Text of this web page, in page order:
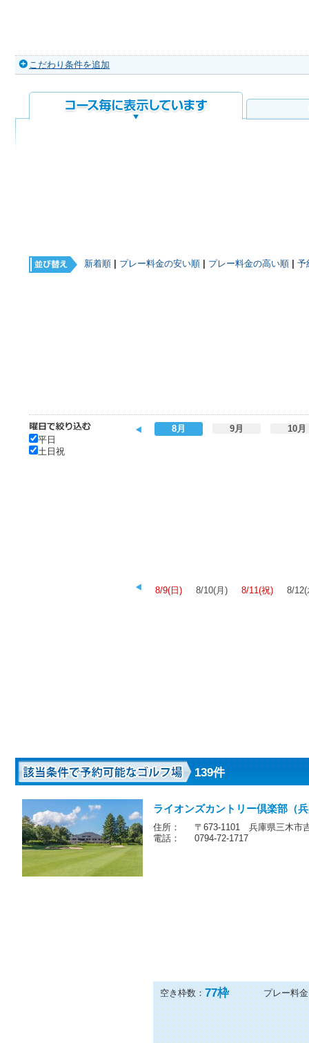
こだわり条件を追加
新着順 プレー料金の安い順 プレー料金の高い順 予
平日
土日祝
8月 9月 10月
8/9(日) 8/10(月) 8/11(祝) 8/12(
139件
ライオンズカントリー倶楽部（
住所：
〒673-1101 兵庫県三木市
電話：
0794-72-1717
空き枠数： 77枠 プレー料